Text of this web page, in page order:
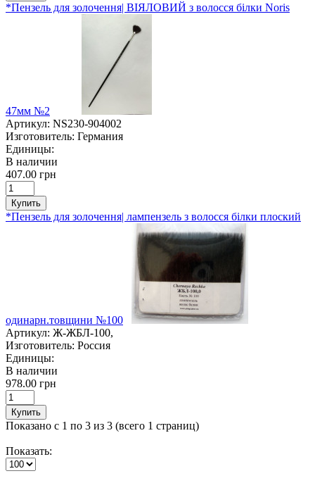
*Пензель для золочення| ВІЯЛОВИЙ з волосся білки Noris
47мм №2
Артикул: NS230-904002
Изготовитель: Германия
Единицы:
В наличии
407.00 грн
Купить
*Пензель для золочення| лампензель з волосся білки плоский
одинарн.товщини №100
Артикул: Ж-ЖБЛ-100,
Изготовитель: Россия
Единицы:
В наличии
978.00 грн
Купить
Показано с 1 по 3 из 3 (всего 1 страниц)
Показать: